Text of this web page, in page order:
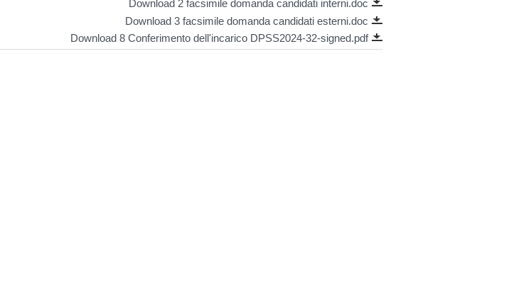
Download 2 facsimile domanda candidati interni.doc
Download 3 facsimile domanda candidati esterni.doc
Download 8 Conferimento dell'incarico DPSS2024-32-signed.pdf